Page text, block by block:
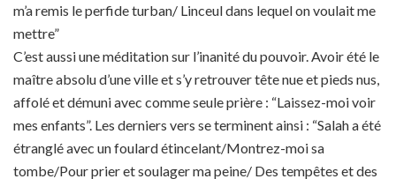
m’a remis le perfide turban/ Linceul dans lequel on voulait me
mettre”
C’est aussi une méditation sur l’inanité du pouvoir. Avoir été le
maître absolu d’une ville et s’y retrouver tête nue et pieds nus,
affolé et démuni avec comme seule prière : “Laissez-moi voir
mes enfants”. Les derniers vers se terminent ainsi : “Salah a été
étranglé avec un foulard étincelant/Montrez-moi sa
tombe/Pour prier et soulager ma peine/ Des tempêtes et des